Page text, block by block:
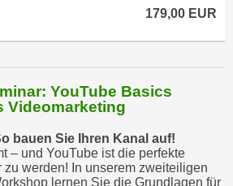
179,00 EUR
YouTube Basics
Videomarketing
bauen Sie Ihren Kanal auf!
– und YouTube ist die perfekte
zu werden! In unserem zweiteiligen
lernen Sie die Grundlagen für